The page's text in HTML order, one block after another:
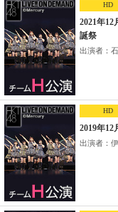
HD
2021年
誕祭
出演者：
HD
2019年
出演者：